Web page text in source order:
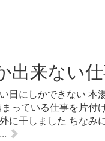
出来ない
日にしかできない 本
っている仕事を片付
に干しました ちなみ